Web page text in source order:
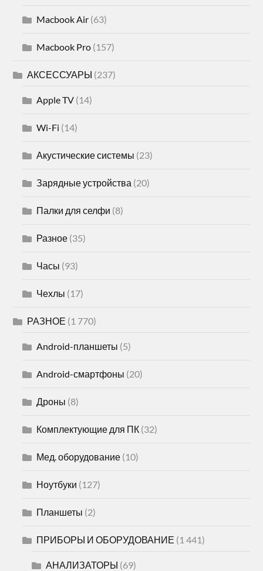
Macbook Air (63)
Macbook Pro (157)
АКСЕССУАРЫ (237)
Apple TV (14)
Wi-Fi (14)
Акустические системы (23)
Зарядные устройства (20)
Палки для селфи (8)
Разное (35)
Часы (93)
Чехлы (17)
РАЗНОЕ (1 770)
Android-планшеты (5)
Android-смартфоны (20)
Дроны (8)
Комплектующие для ПК (32)
Мед. оборудование (10)
Ноутбуки (127)
Планшеты (2)
ПРИБОРЫ И ОБОРУДОВАНИЕ (1 441)
АНАЛИЗАТОРЫ (69)